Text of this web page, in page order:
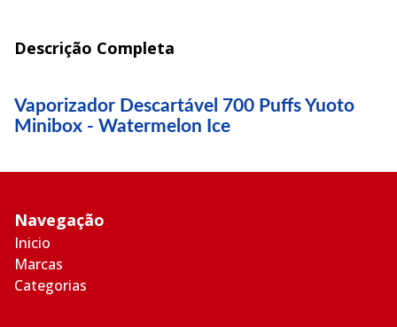
Descrição Completa
Vaporizador Descartável 700 Puffs Yuoto
Minibox - Watermelon Ice
Navegação
Inicio
Marcas
Categorias